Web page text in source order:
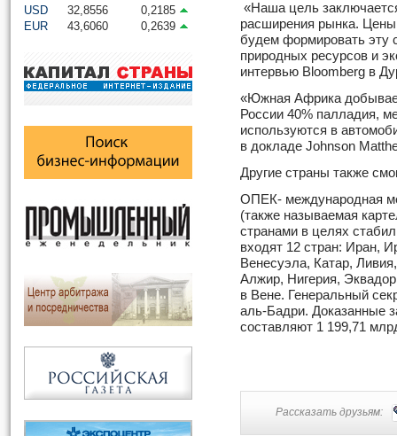
USD 32,8556
0,2185
EUR
43,6060 0,2639
«Наша цель
расширения рынка.
будем формировать эту
природных ресурсов и
интервью Bloomberg в
«Южная Африка
России 40% палладия,
используются в
в докладе Johnson
Другие страны также
ОПЕК- международная
(также называемая
странами в целях
входят 12 стран: Иран,
Венесуэла, Катар,
Алжир, Нигерия,
в Вене. Генеральный
аль-Бадри. Доказанные
составляют 1 199,71
Рассказать друзьям: